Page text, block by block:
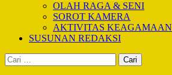
OLAH RAGA & SENI
SOROT KAMERA
AKTIVITAS KEAGAMAAN
SUSUNAN REDAKSI
Cari
untuk: